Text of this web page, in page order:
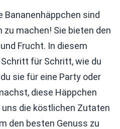
Bananenhäppchen sind
zu machen! Sie bieten den
Frucht. In diesem
für Schritt, wie du
sie für eine Party oder
diese Häppchen
die köstlichen Zutaten
den besten Genuss zu